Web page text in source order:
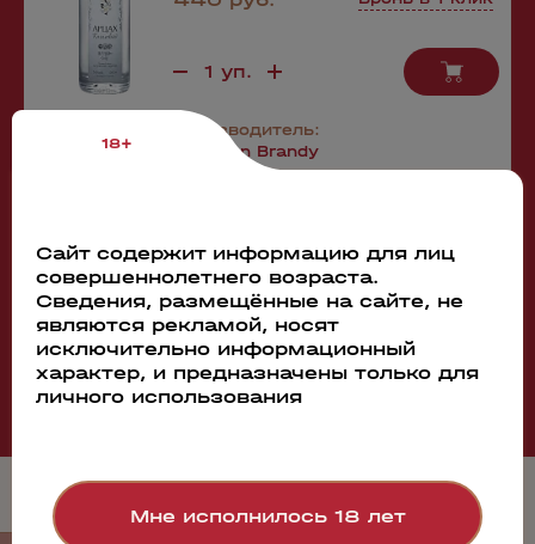
Производитель:
Ohanyan Brandy
Смотреть все
18+
Сайт содержит информацию для лиц
совершеннолетнего возраста.
Сведения, размещённые на сайте, не
являются рекламой, носят
исключительно информационный
характер, и предназначены только для
личного использования
Мне исполнилось 18 лет